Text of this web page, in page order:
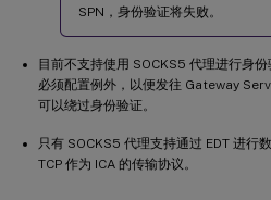
SPN，身份验证将失败。
目前不支持使用 SOCKS5 代理进行身
必须配置例外，以便发往 Gateway
可以绕过身份验证。
只有 SOCKS5 代理支持通过 EDT 进行
TCP 作为 ICA 的传输协议。